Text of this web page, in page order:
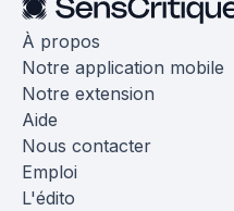
À propos
Notre application mobile
Notre extension
Aide
Nous contacter
Emploi
L'édito